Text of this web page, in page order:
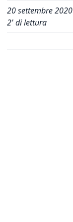
20 settembre 2020
2' di lettura